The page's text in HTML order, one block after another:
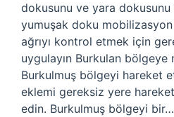
dokusunu ve yara
yumuşak doku
ağrıyı kontrol etmek için
uygulayın Burkulan bölgeye
Burkulmuş bölgeyi hareket
eklemi gereksiz yere
edin. Burkulmuş bölgeyi bir…